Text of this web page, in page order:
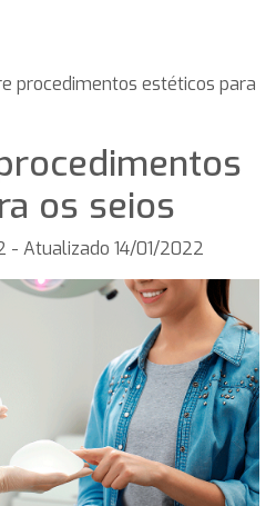
procedimentos estéticos para
os seios
- Atualizado 14/01/2022